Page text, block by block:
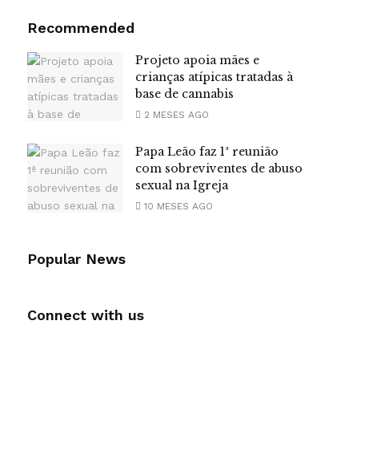
Recommended
Projeto apoia mães e
crianças atípicas tratadas à
base de cannabis
2 MESES AGO
Papa Leão faz 1ª reunião
com sobreviventes de abuso
sexual na Igreja
10 MESES AGO
Popular News
Connect with us